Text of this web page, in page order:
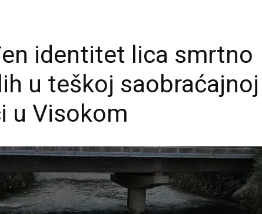
identitet lica smrtno
u teškoj saobraćajnoj
u Visokom